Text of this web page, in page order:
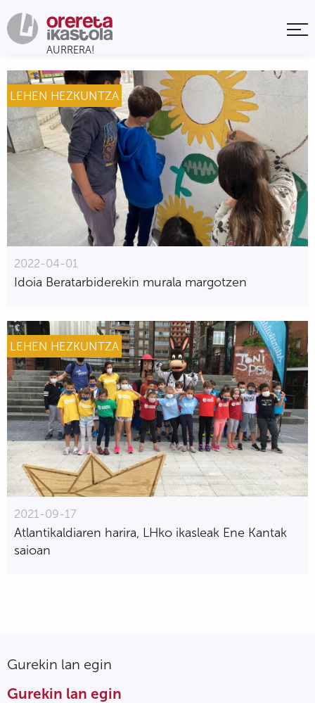
LEHEN HEZKUNTZA
2022-04-01
Idoia Beratarbiderekin murala margotzen
LEHEN HEZKUNTZA
2021-09-17
Atlantikaldiaren harira, LHko ikasleak Ene Kantak
saioan
Gurekin lan egin
Gurekin lan egin